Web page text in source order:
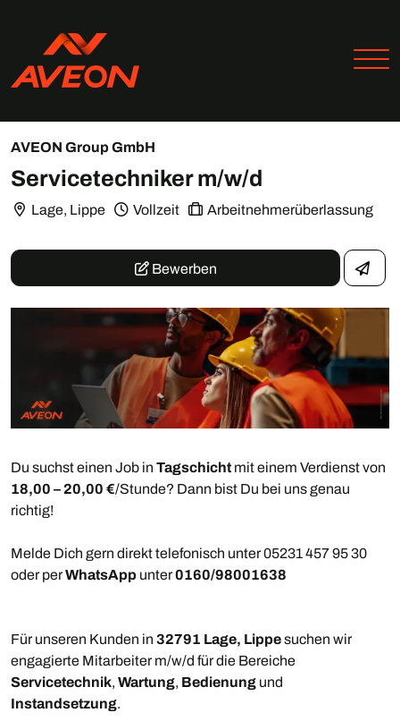
AVEON Group GmbH
Servicetechniker m/w/d
Lage, Lippe Vollzeit Arbeitnehmerüberlassung
Bewerben
Du suchst einen Job in Tagschicht mit einem Verdienst von
18,00 – 20,00 €/Stunde? Dann bist Du bei uns genau
richtig!
Melde Dich gern direkt telefonisch unter 05231 457 95 30
oder perWhatsApp unter0160/98001638
Für unseren Kunden in 32791 Lage, Lippesuchen wir
engagierte Mitarbeiter m/w/d für die Bereiche
Servicetechnik, Wartung, Bedienung und
Instandsetzung.